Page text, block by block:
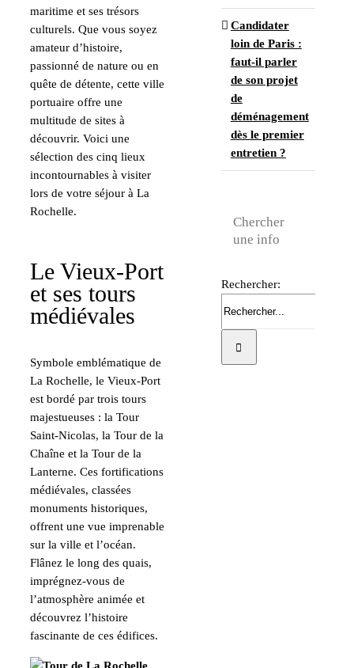
maritime et ses trésors
culturels. Que vous soyez
amateur d’histoire,
passionné de nature ou en
quête de détente, cette ville
portuaire offre une
multitude de sites à
découvrir. Voici une
sélection des cinq lieux
incontournables à visiter
lors de votre séjour à La
Rochelle.
Le Vieux-Port
et ses tours
médiévales
Symbole emblématique de
La Rochelle, le Vieux-Port
est bordé par trois tours
majestueuses : la Tour
Saint-Nicolas, la Tour de la
Chaîne et la Tour de la
Lanterne. Ces fortifications
médiévales, classées
monuments historiques,
offrent une vue imprenable
sur la ville et l’océan.
Flânez le long des quais,
imprégnez-vous de
l’atmosphère animée et
découvrez l’histoire
fascinante de ces édifices.
Candidater
loin de Paris :
faut-il parler
de son projet
de
déménagement
dès le premier
entretien ?
Chercher
une info
Rechercher: